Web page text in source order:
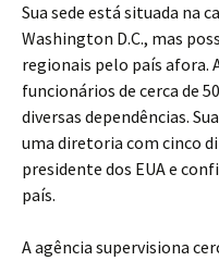
Sua sede está situada na
Washington D.C., mas
regionais pelo país afora.
funcionários de cerca de
diversas dependências.
uma diretoria com cinco
presidente dos EUA e
país.
A agência supervisiona